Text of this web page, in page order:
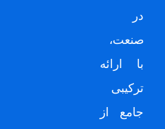
در
صنعت،
با ارائه
ترکیبی
جامع از